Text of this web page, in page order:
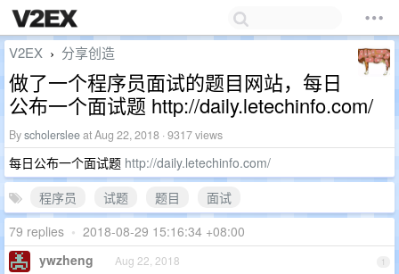
V2EX › 分享创造
做了一个程序员面试的题目网站，每日
公布一个面试题 http://daily.letechinfo.com/
Byscholersleeat Aug 22, 2018 · 9317 views
每日公布一个面试题 http://daily.letechinfo.com/
程序员
试题 题目
面试
79 replies • 2018-08-29 15:16:34 +08:00
1
ywzheng Aug 22, 2018